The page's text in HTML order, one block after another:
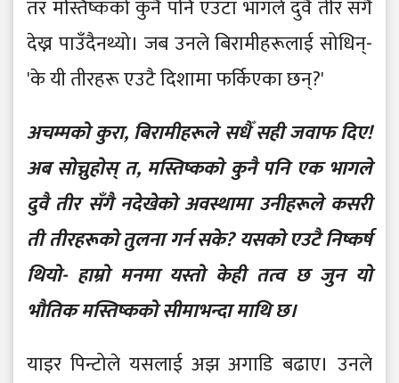
तर मस्तिष्कको कुनै पनि एउटा भागले दुवै तीर सँगै
देख्न पाउँदैनथ्यो। जब उनले बिरामीहरूलाई सोधिन्-
'के यी तीरहरू एउटै दिशामा फर्किएका छन्?'
अचम्मको कुरा, बिरामीहरूले सधैँ सही जवाफ दिए!
अब सोच्नुहोस् त, मस्तिष्कको कुनै पनि एक भागले
दुवै तीर सँगै नदेखेको अवस्थामा उनीहरूले कसरी
ती तीरहरूको तुलना गर्न सके? यसको एउटै निष्कर्ष
थियो- हाम्रो मनमा यस्तो केही तत्व छ जुन यो
भौतिक मस्तिष्कको सीमाभन्दा माथि छ।
याइर पिन्टोले यसलाई अझ अगाडि बढाए। उनले